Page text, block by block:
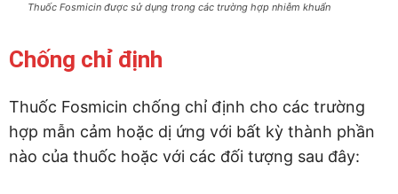
Thuốc Fosmicin được sử dụng trong các trường hợp nhiễm khuẩn
Chống chỉ định
Thuốc Fosmicin chống chỉ định cho các trường
hợp mẫn cảm hoặc dị ứng với bất kỳ thành phần
nào của thuốc hoặc với các đối tượng sau đây: